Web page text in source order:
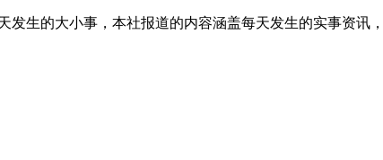
生的大小事，本社报道的内容涵盖每天发生的实事资讯